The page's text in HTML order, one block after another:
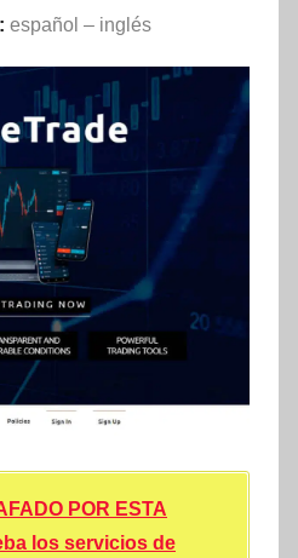
español – inglés
POR ESTA
los servicios de